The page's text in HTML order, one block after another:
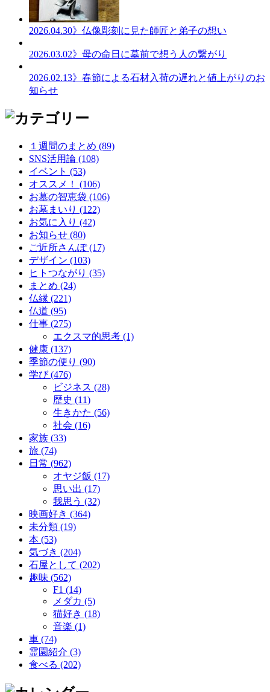
2026.04.30》仏像彫刻に見た師匠と弟子の想い
2026.03.02》母の命日に墓前で想う人の繋がり
2026.02.13》春節による石材入荷の遅れと値上がりのお
知らせ
１週間のまとめ (89)
SNS活用論 (108)
イベント (53)
オススメ！ (106)
お墓の智恵袋 (106)
お墓まいり (122)
お気に入り (42)
お知らせ (80)
ご近所さんぽ (17)
デザイン (103)
ヒトつながり (35)
まとめ (24)
仏縁 (221)
仏道 (95)
仕事 (275)
エクスマ的思考 (1)
健康 (137)
季節の便り (90)
学び (476)
ビジネス (28)
歴史 (11)
生きかた (56)
社会 (16)
家族 (33)
旅 (74)
日常 (962)
オヤジ飯 (17)
思い出 (17)
我思う (32)
映画好き (364)
未分類 (19)
本 (53)
気づき (204)
石屋として (202)
趣味 (562)
F1 (14)
メダカ (5)
猫好き (18)
音楽 (1)
車 (74)
霊園紹介 (3)
食べる (202)